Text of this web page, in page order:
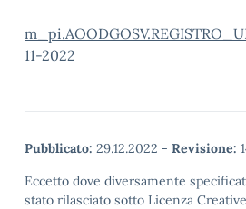
11-2022
Pubblicato: 29.12.2022 - Revisione:
Eccetto dove diversamente
stato rilasciato sotto Licenza